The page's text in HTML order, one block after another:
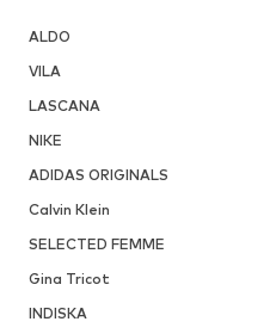
ALDO
VILA
LASCANA
NIKE
ADIDAS ORIGINALS
Calvin Klein
SELECTED FEMME
Gina Tricot
INDISKA